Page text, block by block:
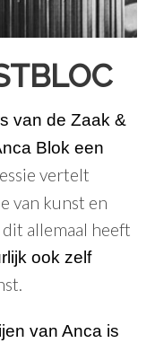
van de Zaak &
Blok een
vertelt
van kunst en
allemaal heeft
ook zelf
van Anca is